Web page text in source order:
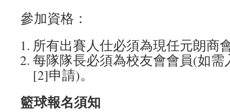
參加資格：
所有出賽人仕必須為現任元朗商
每隊隊長必須為校友會會員(如
[2]申請)。
籃球報名須知